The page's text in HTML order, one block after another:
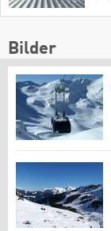
Bilder